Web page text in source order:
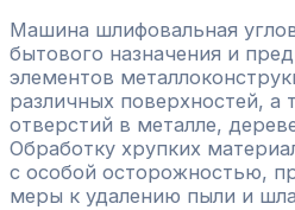
Машина шлифовальная
бытового назначения и
элементов
различных поверхностей, а
отверстий в металле,
Обработку хрупких
с особой осторожностью,
меры к удалению пыли и